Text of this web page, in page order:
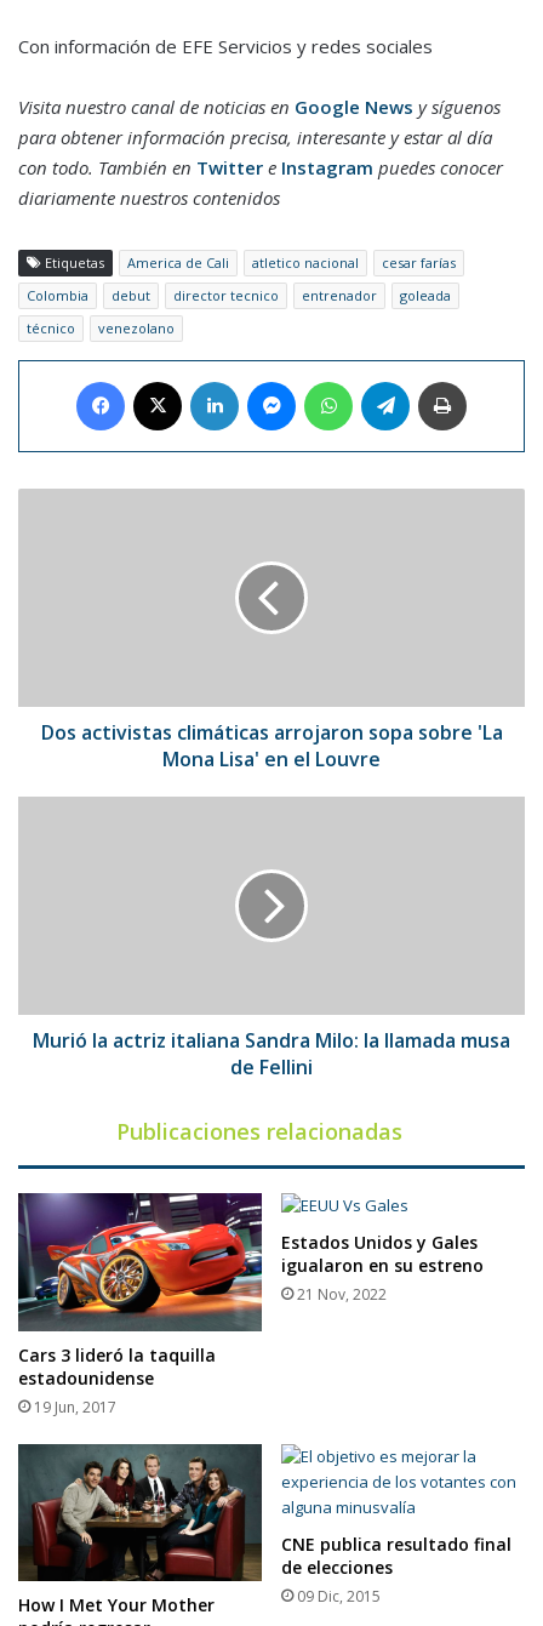
Con información de EFE Servicios y redes sociales
Visita nuestro canal de noticias en Google News y síguenos
para obtener información precisa, interesante y estar al día
con todo. También en Twitter e Instagram puedes conocer
diariamente nuestros contenidos
Etiquetas America de Cali atletico nacional
cesar farías
Colombia
debut director tecnico entrenador
goleada
técnico
venezolano
Facebook LinkedIn MessengerWhatsAppTelegram
Lisa'
Dos activistas climáticas arrojaron sopa sobre 'La
Mona Lisa' en el Louvre
musa
deMurió la actriz italiana Sandra Milo: la llamada musa
de Fellini
Publicaciones relacionadas
Cars 3 lideró la taquilla
estadounidense
19 Jun, 2017
Estados Unidos y Gales
igualaron en su estreno
21 Nov, 2022
How I Met Your Mother
CNE publica resultado final
de elecciones
09 Dic, 2015